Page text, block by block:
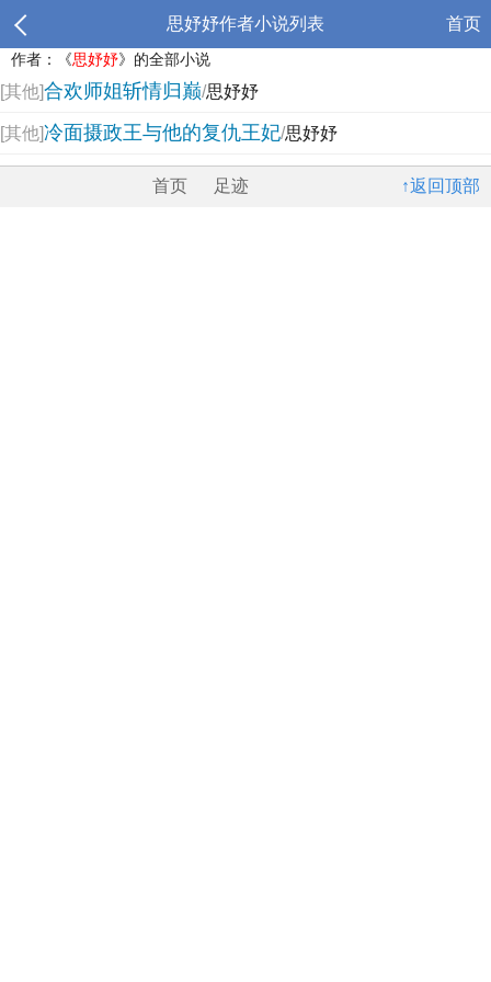
思妤妤作者小说列表 首页
作者：《思妤妤》的全部小说
[其他]合欢师姐斩情归巅/思妤妤
[其他]冷面摄政王与他的复仇王妃/思妤妤
↑返回顶部
首页 足迹